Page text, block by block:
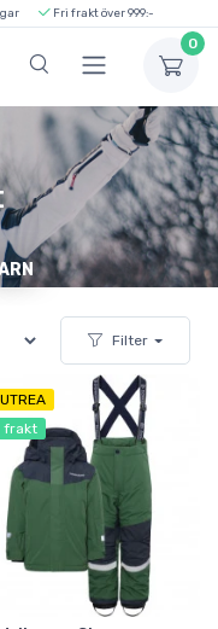
Fri frakt över 999:-
0
Filter
frakt